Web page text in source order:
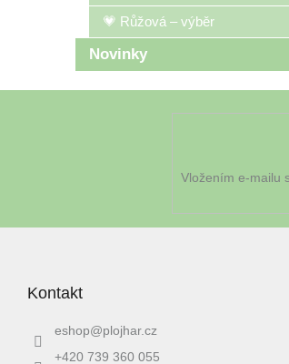
💗 Růžová – výběr
Novinky
Vložením e-mailu
Kontakt
eshop@plojhar.cz
+420 739 360 055